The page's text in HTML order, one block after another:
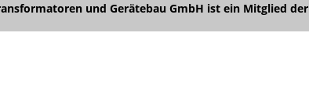
und Gerätebau GmbH ist ein Mitglied der